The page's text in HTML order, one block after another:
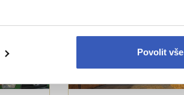
Povolit vše